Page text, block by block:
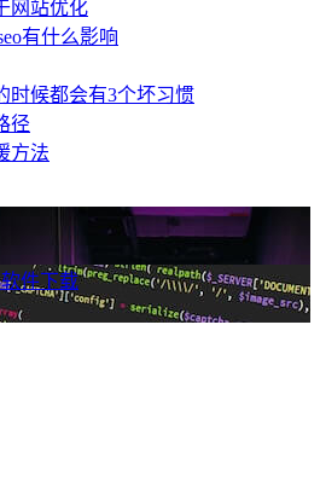
网站优化
有什么影响
时候都会有3个坏习惯
径
方法
件下载